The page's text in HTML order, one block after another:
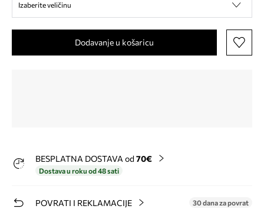
Izaberite veličinu
Dodavanje u košaricu
BESPLATNA DOSTAVA od 70€
Dostava u roku od 48 sati
POVRATI I REKLAMACIJE 30 dana za povrat